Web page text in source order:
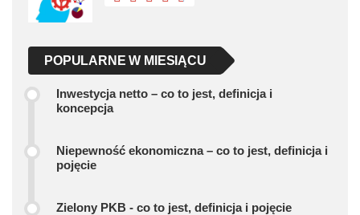
POPULARNE W MIESIĄCU
Inwestycja netto – co to jest, definicja i
koncepcja
Niepewność ekonomiczna – co to jest, definicja i
pojęcie
Zielony PKB - co to jest, definicja i pojęcie